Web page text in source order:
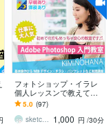
フォトショップ・イラレ
個人レッスンで教えてま
す レベルに合わせてデザ
イン・トレース・WEBま
で仕事・副業に
5.0 (97)
sketchnews 1,000 円 /30分